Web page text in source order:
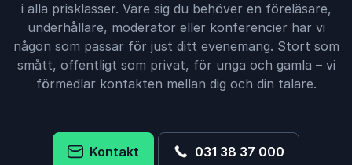
i alla prisklasser. Vare sig du behöver en föreläsare,
underhållare, moderator eller konferencier har vi
någon som passar för just ditt evenemang. Stort som
smått, offentligt som privat, för unga och gamla – vi
förmedlar kontakten mellan dig och din talare.
Kontakt 031 38 37 000